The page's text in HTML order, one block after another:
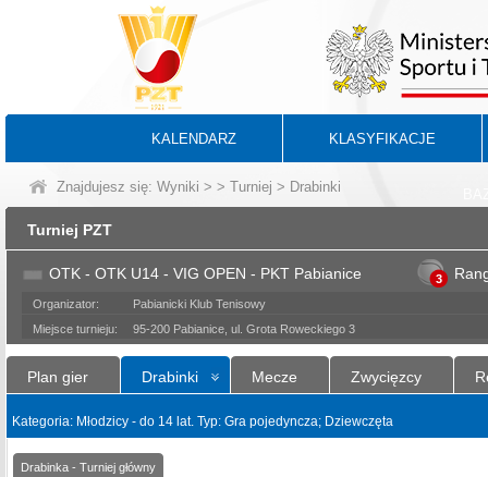
KALENDARZ KLASYFIKACJE
Znajdujesz się: Wyniki > > Turniej > Drabinki
Turniej PZT
OTK - OTK U14 - VIG OPEN - PKT Pabianice 3
Organizator:
Pabianicki Klub Tenisowy
Miejsce turnieju:
95-200 Pabianice, ul. Grota Roweckiego 3
Plan gier Drabinki Mecze Zwycięzcy
Kategoria: Młodzicy - do 14 lat. Typ: Gra pojedyncza; Dziewczęta
Drabinka - Turniej główny